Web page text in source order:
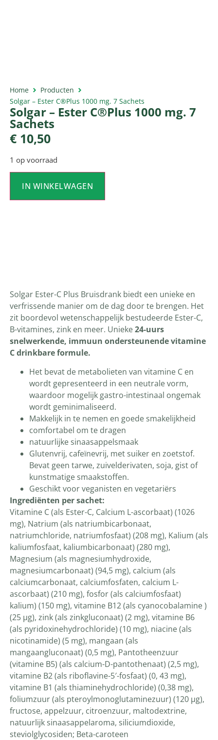
Home
Producten
Solgar – Ester C®Plus 1000 mg. 7 Sachets
Solgar – Ester C®Plus 1000 mg. 7
Sachets
€ 10,50
1 op voorraad
IN WINKELWAGEN
Solgar Ester-C Plus Bruisdrank biedt een unieke en
verfrissende manier om de dag door te brengen. Het
zit boordevol wetenschappelijk bestudeerde Ester-C,
B-vitamines, zink en meer. Unieke24-uurs
snelwerkende, immuun ondersteunende vitamine
C drinkbare formule.
Het bevat de metabolieten van vitamine C en
wordt gepresenteerd in een neutrale vorm,
waardoor mogelijk gastro-intestinaal ongemak
wordt geminimaliseerd.
Makkelijk in te nemen en goede smakelijkheid
comfortabel om te dragen
natuurlijke sinaasappelsmaak
Glutenvrij, cafeïnevrij, met suiker en zoetstof.
Bevat geen tarwe, zuivelderivaten, soja, gist of
kunstmatige smaakstoffen.
Geschikt voor veganisten en vegetariërs
Ingrediënten per sachet:
Vitamine C (als Ester-C, Calcium L-ascorbaat) (1026
mg), Natrium (als natriumbicarbonaat,
natriumchloride, natriumfosfaat) (208 mg), Kalium (als
kaliumfosfaat, kaliumbicarbonaat) (280 mg),
Magnesium (als magnesiumhydroxide,
magnesiumcarbonaat) (94,5 mg), calcium (als
calciumcarbonaat, calciumfosfaten, calcium L-
ascorbaat) (210 mg), fosfor (als calciumfosfaat)
kalium) (150 mg), vitamine B12 (als cyanocobalamine )
(25 µg), zink (als zinkgluconaat) (2 mg), vitamine B6
(als pyridoxinehydrochloride) (10 mg), niacine (als
nicotinamide) (5 mg), mangaan (als
mangaangluconaat) (0,5 mg), Pantotheenzuur
(vitamine B5) (als calcium-D-pantothenaat) (2,5 mg),
vitamine B2 (als riboflavine-5′-fosfaat) (0, 43 mg),
vitamine B1 (als thiaminehydrochloride) (0,38 mg),
foliumzuur (als pteroylmonoglutaminezuur) (120 µg),
fructose, appelzuur, citroenzuur, maltodextrine,
natuurlijk sinaasappelaroma, siliciumdioxide,
steviolglycosiden; Beta-caroteen